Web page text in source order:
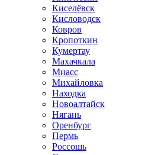
Киселёвск
Кисловодск
Ковров
Кропоткин
Кумертау
Махачкала
Миасс
Михайловка
Находка
Новоалтайск
Нягань
Оренбург
Пермь
Россошь